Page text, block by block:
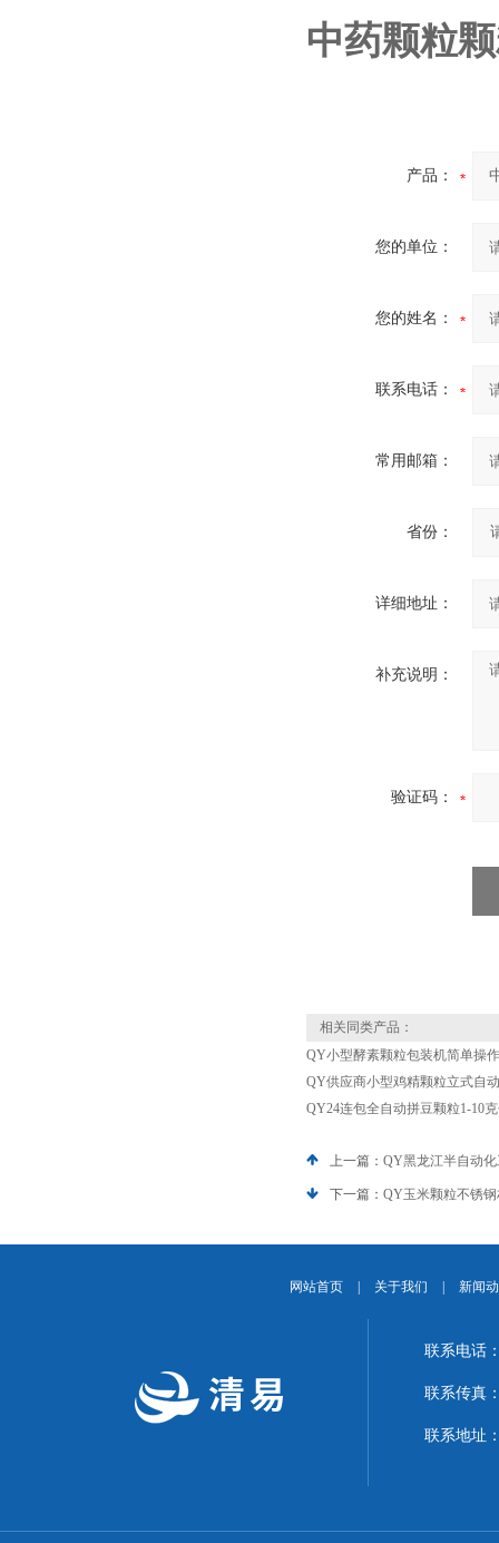
中药颗粒
产品：
您的单位：
您的姓名：
联系电话：
常用邮箱：
省份：
详细地址：
补充说明：
验证码：
相关同类产品：
QY小型酵素颗粒包装机简单操作
QY供应商小型鸡精颗粒立式自
QY24连包全自动拼豆颗粒1-10
上一篇： QY黑龙江半自动
下一篇： QY玉米颗粒不锈
网站首页 关于我们 新闻
联系电话
联系传真
联系地址